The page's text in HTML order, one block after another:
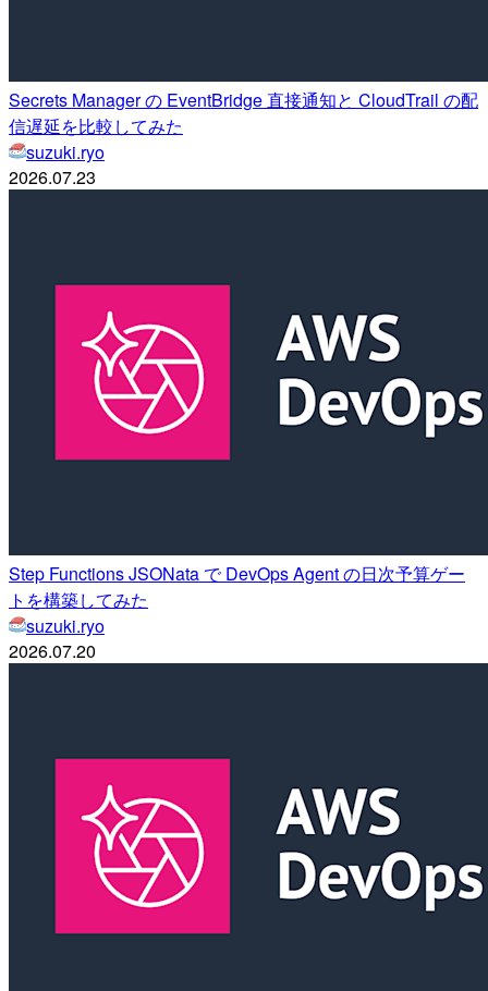
Secrets Manager の EventBridge 直接通知と CloudTrail の配
信遅延を比較してみた
suzuki.ryo
2026.07.23
Step Functions JSONata で DevOps Agent の日次予算ゲー
トを構築してみた
suzuki.ryo
2026.07.20